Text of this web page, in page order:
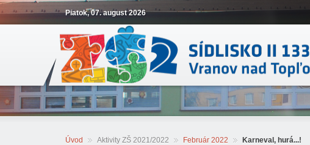
Piatok, 07. august 2026
Úvod Aktivity ZŠ 2021/2022 Február 2022 Karneval, hurá...!